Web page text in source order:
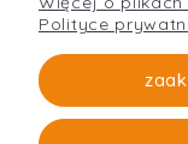
Polityce